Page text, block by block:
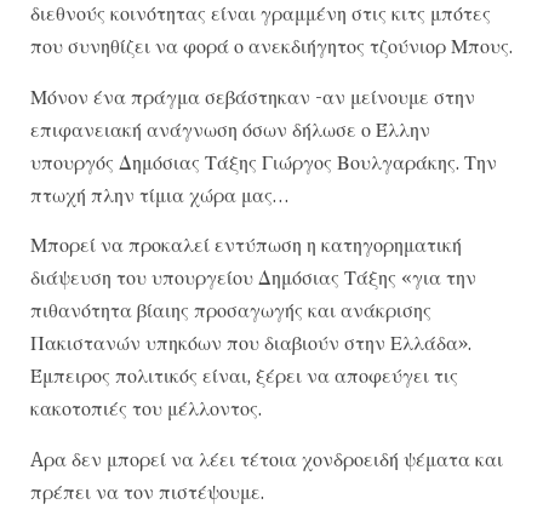
διεθνούς κοινότητας είναι γραμμένη στις κιτς μπότες
που συνηθίζει να φορά ο ανεκδιήγητος τζούνιορ Μπους.
Μόνον ένα πράγμα σεβάστηκαν -αν μείνουμε στην
επιφανειακή ανάγνωση όσων δήλωσε ο Έλλην
υπουργός Δημόσιας Τάξης Γιώργος Βουλγαράκης. Την
πτωχή πλην τίμια χώρα μας…
Μπορεί να προκαλεί εντύπωση η κατηγορηματική
διάψευση του υπουργείου Δημόσιας Τάξης «για την
πιθανότητα βίαιης προσαγωγής και ανάκρισης
Πακιστανών υπηκόων που διαβιούν στην Ελλάδα».
Έμπειρος πολιτικός είναι, ξέρει να αποφεύγει τις
κακοτοπιές του μέλλοντος.
Aρα δεν μπορεί να λέει τέτοια χονδροειδή ψέματα και
πρέπει να τον πιστέψουμε.